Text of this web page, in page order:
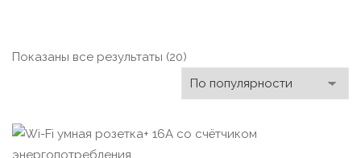
Показаны все результаты (20)
по
популярности